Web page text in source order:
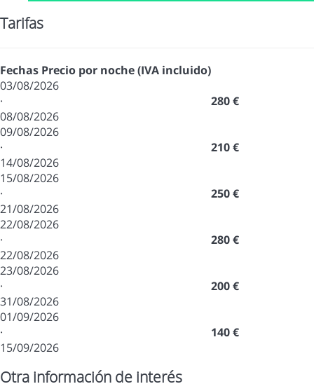
Tarifas
Fechas Precio por noche (IVA incluido)
03/08/2026
·
08/08/2026
280 €
09/08/2026
·
14/08/2026
210 €
15/08/2026
·
21/08/2026
250 €
22/08/2026
·
22/08/2026
280 €
23/08/2026
·
31/08/2026
200 €
01/09/2026
·
15/09/2026
140 €
Otra información de interés